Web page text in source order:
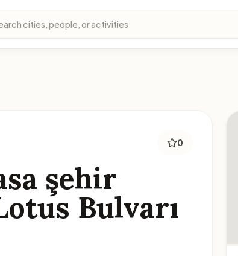
people, or activities
0
şehir
Bulvarı